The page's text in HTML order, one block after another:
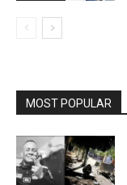
MOST POPULAR